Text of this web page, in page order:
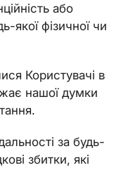
або
якої фізичної чи
Користувачі в
нашої думки
за будь-
збитки, які